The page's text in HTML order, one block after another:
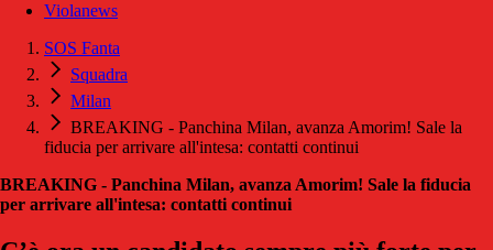
Violanews
SOS Fanta
Squadra
Milan
BREAKING - Panchina Milan, avanza Amorim! Sale la
fiducia per arrivare all'intesa: contatti continui
BREAKING - Panchina Milan, avanza Amorim! Sale la fiducia
per arrivare all'intesa: contatti continui